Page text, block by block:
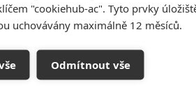
termíny
1.5. 2020 , 10.7. 2020
"cookiehub-ac". Tyto prvky
uchovávány maximálně 12 měsíců.
Odmítnout vše